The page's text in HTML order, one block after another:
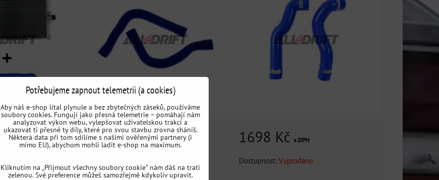
1698 Kčs DPH 1698 Kčs DPH
Dostupnost:Vyprodáno
Potřebujeme zapnout telemetrii (a cookies)
Aby náš e-shop lítal plynule a bez zbytečných záseků, používáme
soubory cookies. Fungují jako přesná telemetrie – pomáhají nám
analyzovat výkon webu, vylepšovat uživatelskou trakci a
ukazovat ti přesně ty díly, které pro svou stavbu zrovna sháníš.
Některá data při tom sdílíme s našimi ověřenými partnery (i
mimo EU), abychom mohli ladit e-shop na maximum.
Kliknutím na „Přijmout všechny soubory cookie" nám dáš na trati
zelenou. Své preference můžeš samozřejmě kdykoliv upravit.